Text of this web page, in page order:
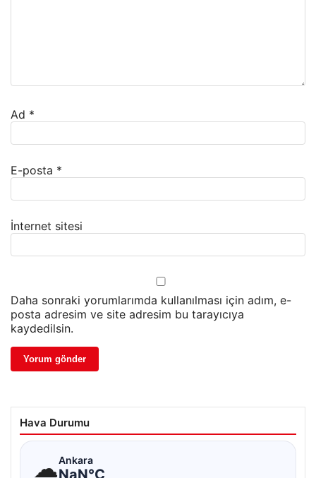
Ad *
E-posta *
İnternet sitesi
Daha sonraki yorumlarımda kullanılması için adım, e-
posta adresim ve site adresim bu tarayıcıya
kaydedilsin.
Hava Durumu
☁Ankara
NaN°C